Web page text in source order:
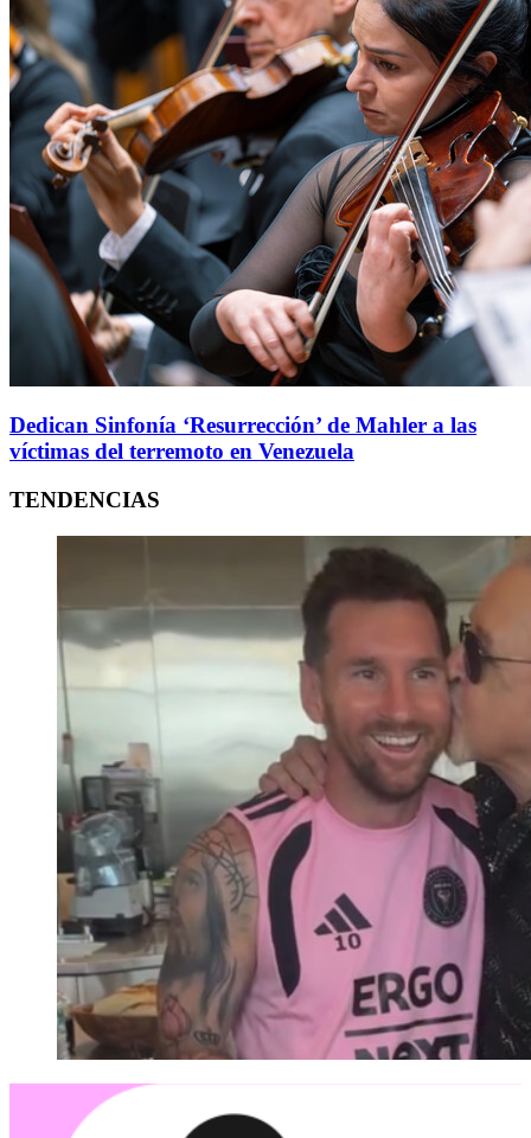
Dedican Sinfonía ‘Resurrección’ de Mahler a las
víctimas del terremoto en Venezuela
TENDENCIAS